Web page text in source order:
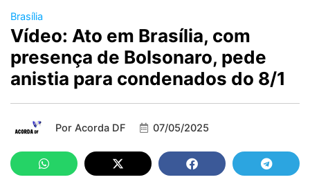
Brasília
Vídeo: Ato em Brasília, com
presença de Bolsonaro, pede
anistia para condenados do 8/1
Por Acorda DF 07/05/2025